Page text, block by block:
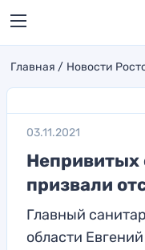
Главная Новости
03.11.2021
Непривитых
призвали
Главный
области